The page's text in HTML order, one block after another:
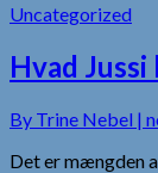
Uncategorized
Hvad
By Trine Nebel |
Det er mængden